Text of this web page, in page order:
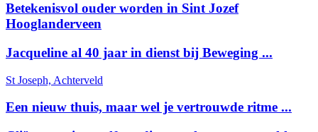
Betekenisvol ouder worden in Sint Jozef
Hooglanderveen
Jacqueline al 40 jaar in dienst bij Beweging ...
St Joseph, Achterveld
Een nieuw thuis, maar wel je vertrouwde ritme ...